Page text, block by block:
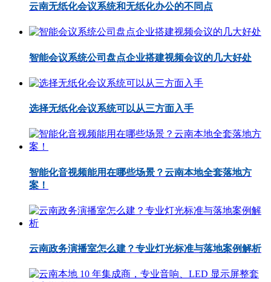
云南无纸化会议系统和无纸化办公的不同点
智能会议系统公司盘点企业搭建视频会议的几大好处
选择无纸化会议系统可以从三方面入手
智能化音视频能用在哪些场景？云南本地全套落地方
案！
云南政务演播室怎么建？专业灯光标准与落地案例解析